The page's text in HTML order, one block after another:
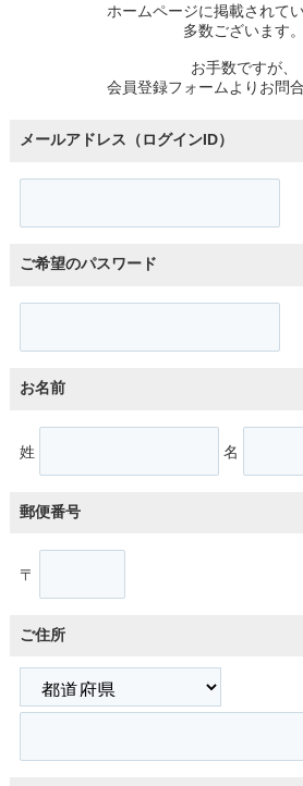
ホームページに掲載されて
多数ございます。
お手数ですが、
会員登録フォームよりお問
メールアドレス（ログインID）
ご希望のパスワード
お名前
姓 名
郵便番号
〒
ご住所